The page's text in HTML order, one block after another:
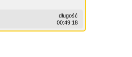
długość
00:49:18